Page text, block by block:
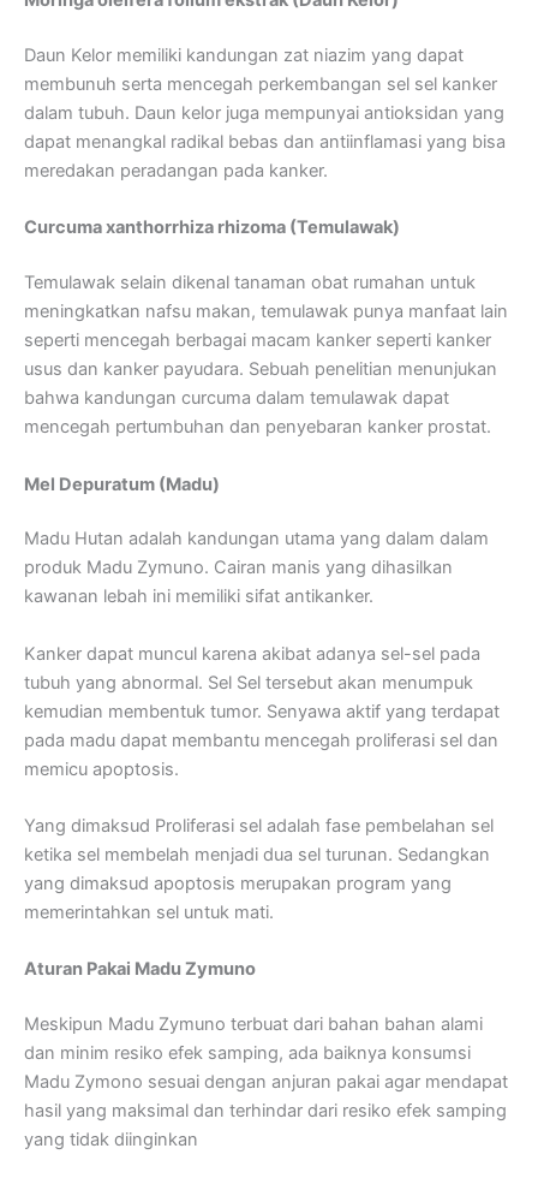
Daun Kelor memiliki kandungan zat niazim yang dapat
membunuh serta mencegah perkembangan sel sel kanker
dalam tubuh. Daun kelor juga mempunyai antioksidan yang
dapat menangkal radikal bebas dan antiinflamasi yang bisa
meredakan peradangan pada kanker.
Curcuma xanthorrhiza rhizoma (Temulawak)
Temulawak selain dikenal tanaman obat rumahan untuk
meningkatkan nafsu makan, temulawak punya manfaat lain
seperti mencegah berbagai macam kanker seperti kanker
usus dan kanker payudara. Sebuah penelitian menunjukan
bahwa kandungan curcuma dalam temulawak dapat
mencegah pertumbuhan dan penyebaran kanker prostat.
Mel Depuratum (Madu)
Madu Hutan adalah kandungan utama yang dalam dalam
produk Madu Zymuno. Cairan manis yang dihasilkan
kawanan lebah ini memiliki sifat antikanker.
Kanker dapat muncul karena akibat adanya sel-sel pada
tubuh yang abnormal. Sel Sel tersebut akan menumpuk
kemudian membentuk tumor. Senyawa aktif yang terdapat
pada madu dapat membantu mencegah proliferasi sel dan
memicu apoptosis.
Yang dimaksud Proliferasi sel adalah fase pembelahan sel
ketika sel membelah menjadi dua sel turunan. Sedangkan
yang dimaksud apoptosis merupakan program yang
memerintahkan sel untuk mati.
Aturan Pakai Madu Zymuno
Meskipun Madu Zymuno terbuat dari bahan bahan alami
dan minim resiko efek samping, ada baiknya konsumsi
Madu Zymono sesuai dengan anjuran pakai agar mendapat
hasil yang maksimal dan terhindar dari resiko efek samping
yang tidak diinginkan